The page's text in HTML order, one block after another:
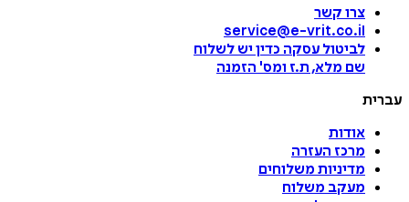
צרו קשר
service@e-vrit.co.il
לביטול עסקה כדין יש לשלוח
שם מלא, ת.ז ומס' הזמנה
עברית
אודות
מרכז העזרה
מדיניות משלוחים
מעקב משלוח